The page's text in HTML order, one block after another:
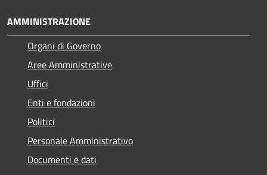
AMMINISTRAZIONE
Organi di Governo
Aree Amministrative
Uffici
Enti e fondazioni
Politici
Personale Amministrativo
Documenti e dati